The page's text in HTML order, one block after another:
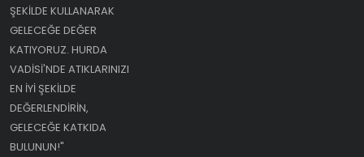
ŞEKILDE KULLANARAK
GELECEĞE DEĞER
KATIYORUZ. HURDA
VADISI'NDE ATIKLARINIZI
EN IYI ŞEKILDE
DEĞERLENDIRIN,
GELECEĞE KATKIDA
BULUNUN!"